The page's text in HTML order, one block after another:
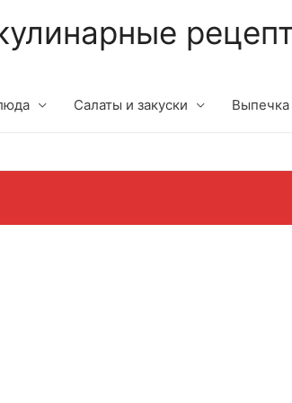
Салаты и закуски Выпечка